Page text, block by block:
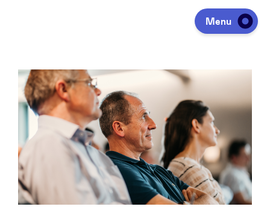
Menu
Investeren
Fondsen ophalen
Portfolio
Agenda